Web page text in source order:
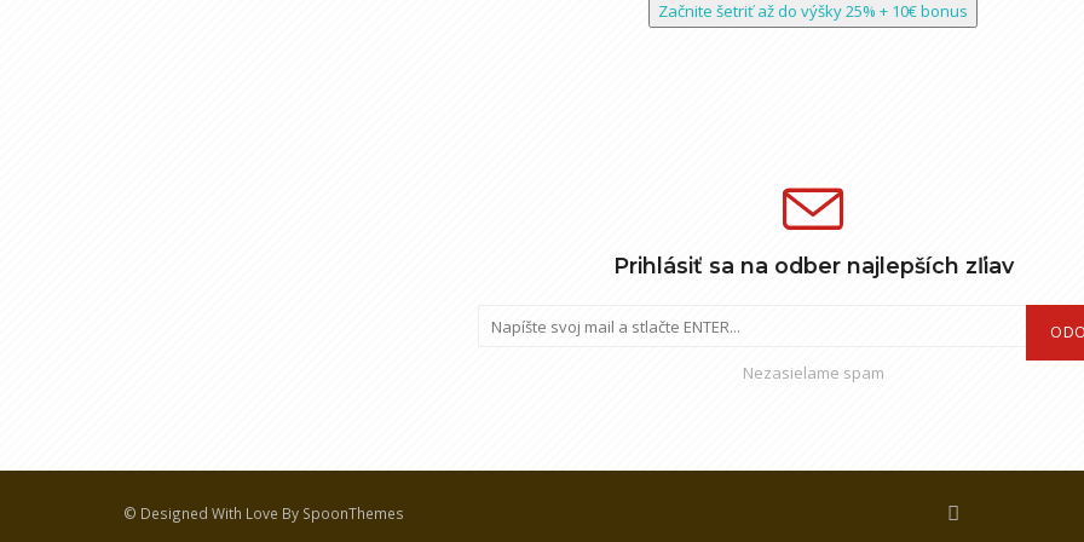
Začnite šetriť až do výšky 25% + 10€ bonus
Prihlásiť sa na odber najlepších zľiav
Nezasielame spam
© Designed With Love By SpoonThemes